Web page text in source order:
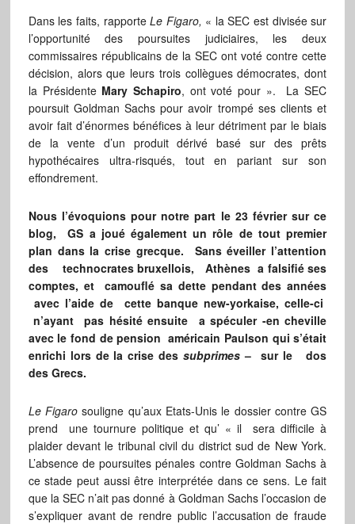
Dans les faits, rapporteLe Figaro, « la SEC est divisée sur
l’opportunité des poursuites judiciaires, les deux
commissaires républicains de la SEC ont voté contre cette
décision, alors que leurs trois collègues démocrates, dont
la Présidente Mary Schapiro, ont voté pour ». La SEC
poursuit Goldman Sachs pour avoir trompé ses clients et
avoir fait d’énormes bénéfices à leur détriment par le biais
de la vente d’un produit dérivé basé sur des prêts
hypothécaires ultra-risqués, tout en pariant sur son
effondrement.
Nous l’évoquions pour notre part le 23 février sur ce
blog, GS a joué également un rôle de tout premier
plan dans la crise grecque. Sans éveiller l’attention
des technocrates bruxellois, Athènes a falsifié ses
comptes, et camouflé sa dette pendant des années
avec l’aide de cette banque new-yorkaise, celle-ci
n’ayant pas hésité ensuite a spéculer -en cheville
avec le fond de pension américain Paulson qui s’était
enrichi lors de la crise dessubprimes – sur le dos
des Grecs.
Le Figaro souligne qu’aux Etats-Unis le dossier contre GS
prend une tournure politique et qu’ « il sera difficile à
plaider devant le tribunal civil du district sud de New York.
L’absence de poursuites pénales contre Goldman Sachs à
ce stade peut aussi être interprétée dans ce sens. Le fait
que la SEC n’ait pas donné à Goldman Sachs l’occasion de
s’expliquer avant de rendre public l’accusation de fraude